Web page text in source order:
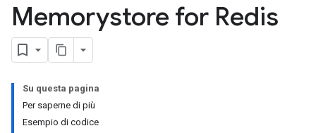
Memorystore for Redis
Su questa pagina
Per saperne di più
Esempio di codice